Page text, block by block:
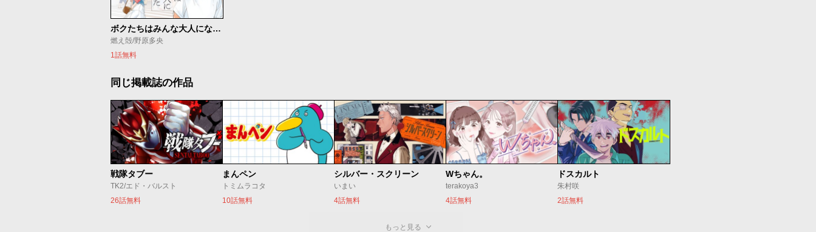
ボクたちはみんな大人になれなかった
燃え殻/野原多央
1話無料
同じ掲載誌の作品
戦隊タブー
TK2/エド・バルスト
26話無料
まんペン
トミムラコタ
10話無料
シルバー・スクリーン
いまい
4話無料
Wちゃん。
terakoya3
4話無料
ドスカルト
朱村咲
2話無料
もっと見る